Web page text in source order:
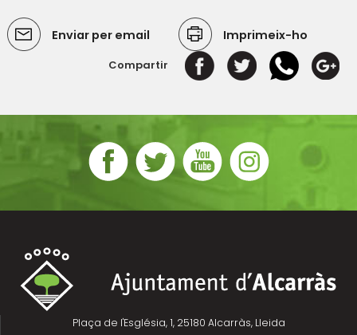
Enviar per email Imprimeix-ho
Compartir
Plaça de l'Església, 1, 25180 Alcarràs, Lleida